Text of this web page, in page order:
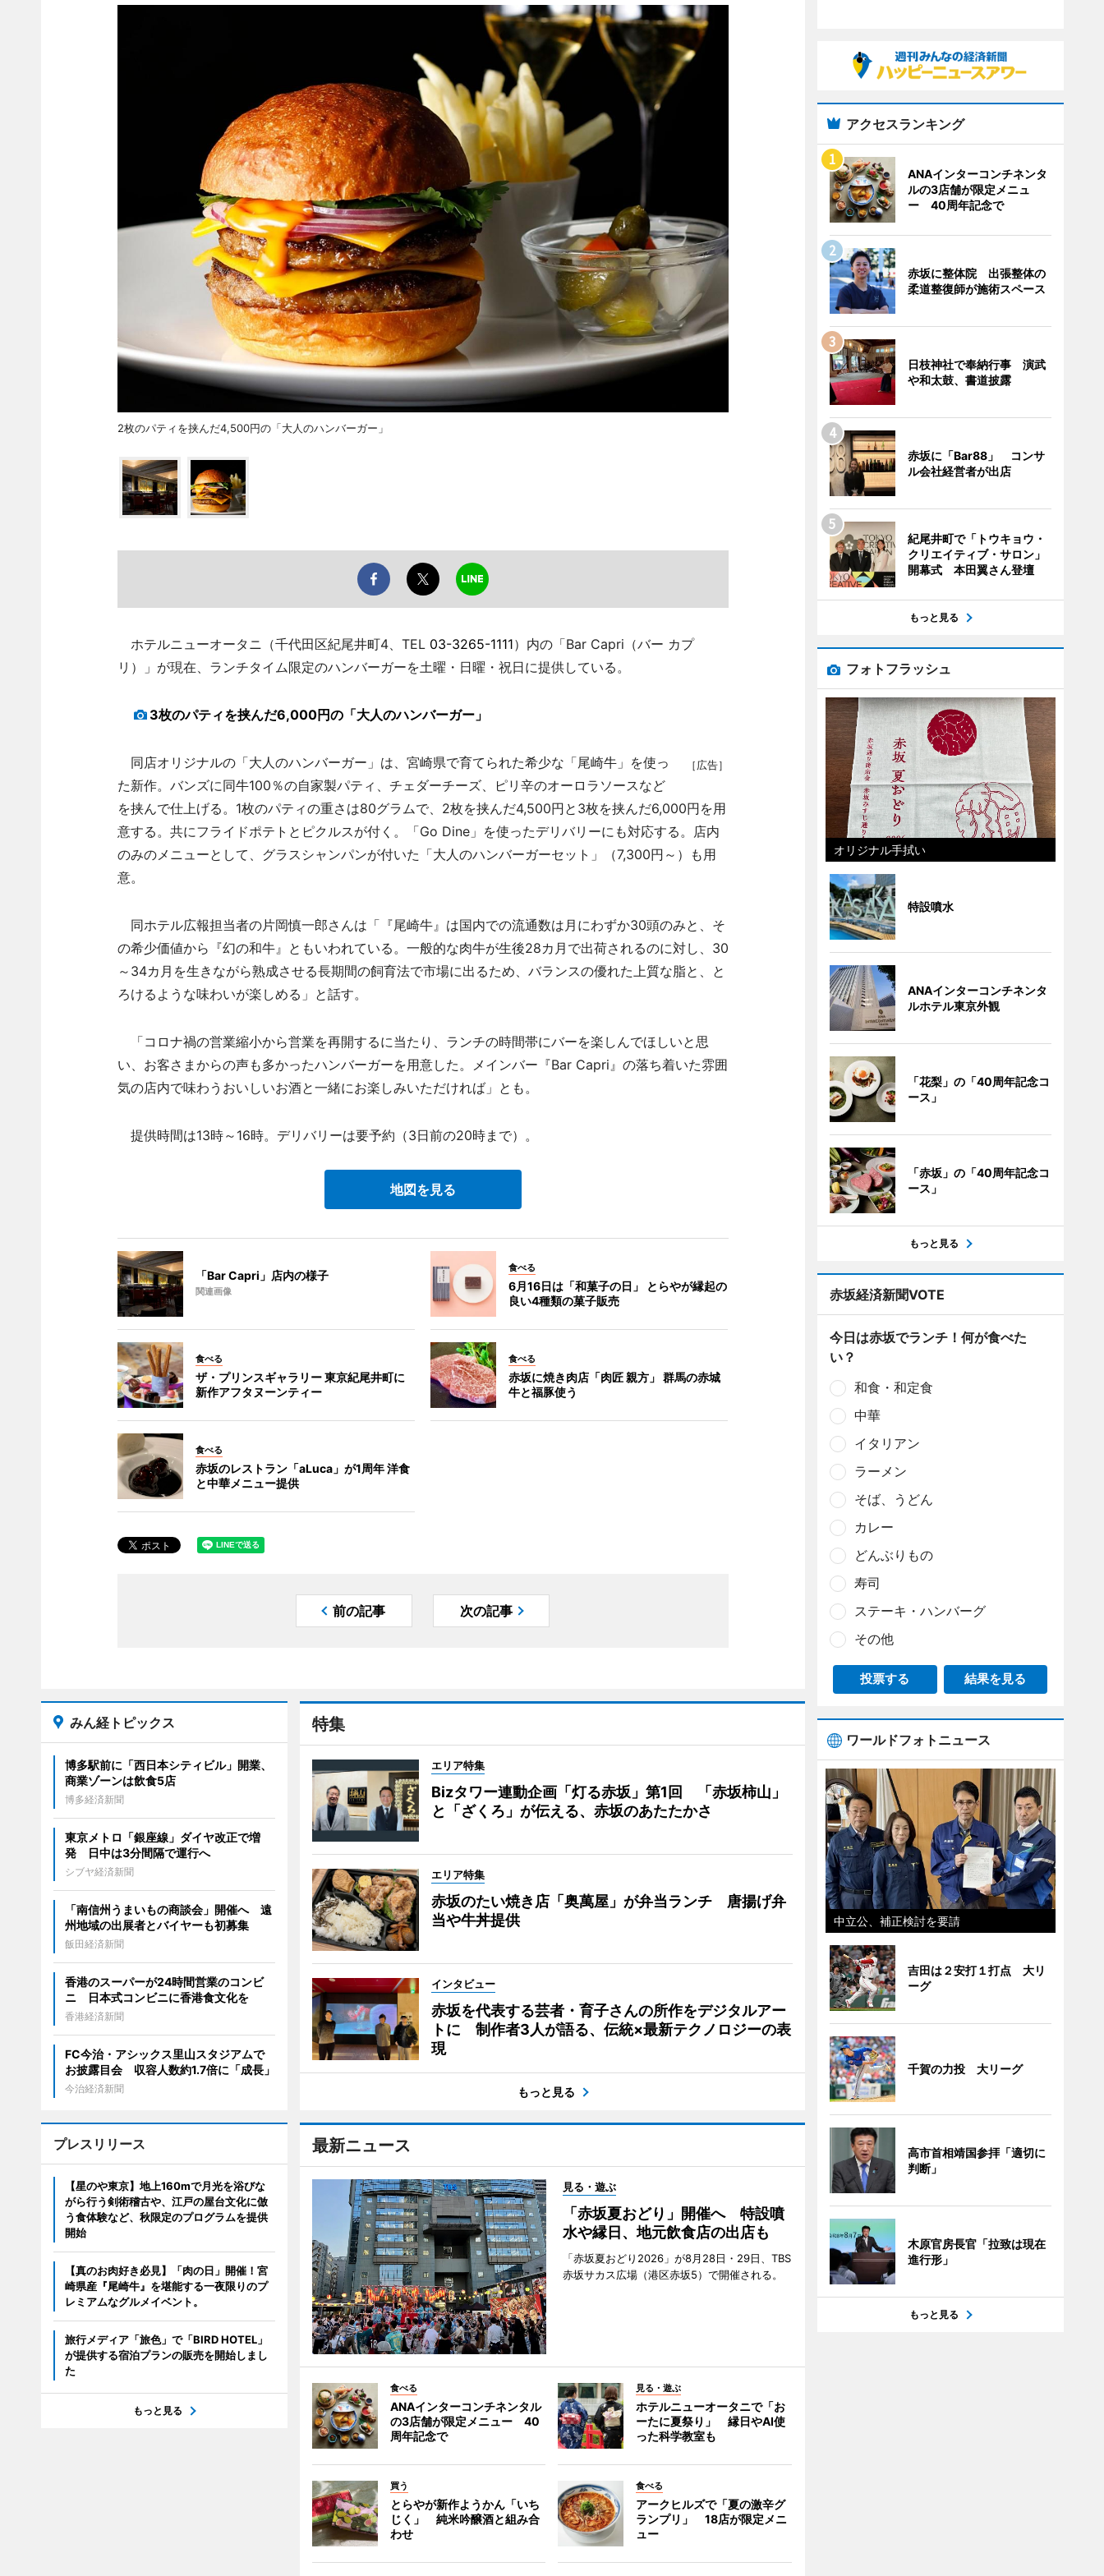
2枚のパティを挟んだ4,500円の「大人のハンバーガー」
ホテルニューオータニ（千代田区紀尾井町4、TEL 03-3265-1111）内の「Bar Capri（バー カプ
リ）」が現在、ランチタイム限定のハンバーガーを土曜・日曜・祝日に提供している。
3枚のパティを挟んだ6,000円の「大人のハンバーガー」
［広告］
同店オリジナルの「大人のハンバーガー」は、宮崎県で育てられた希少な「尾崎牛」を使っ
た新作。バンズに同牛100％の自家製パティ、チェダーチーズ、ピリ辛のオーロラソースなど
を挟んで仕上げる。1枚のパティの重さは80グラムで、2枚を挟んだ4,500円と3枚を挟んだ6,000円を用
意する。共にフライドポテトとピクルスが付く。「Go Dine」を使ったデリバリーにも対応する。店内
のみのメニューとして、グラスシャンパンが付いた「大人のハンバーガーセット」（7,300円～）も用
意。
同ホテル広報担当者の片岡慎一郎さんは「『尾崎牛』は国内での流通数は月にわずか30頭のみと、そ
の希少価値から『幻の和牛』ともいわれている。一般的な肉牛が生後28カ月で出荷されるのに対し、30
～34カ月を生きながら熟成させる長期間の飼育法で市場に出るため、バランスの優れた上質な脂と、と
ろけるような味わいが楽しめる」と話す。
「コロナ禍の営業縮小から営業を再開するに当たり、ランチの時間帯にバーを楽しんでほしいと思
い、お客さまからの声も多かったハンバーガーを用意した。メインバー『Bar Capri』の落ち着いた雰囲
気の店内で味わうおいしいお酒と一緒にお楽しみいただければ」とも。
提供時間は13時～16時。デリバリーは要予約（3日前の20時まで）。
地図を見る
「Bar Capri」店内の様子
関連画像
食べる
6月16日は「和菓子の日」 とらやが縁起の
良い4種類の菓子販売
食べる
ザ・プリンスギャラリー 東京紀尾井町に
新作アフタヌーンティー
食べる
赤坂に焼き肉店「肉匠 親方」 群馬の赤城
牛と福豚使う
食べる
赤坂のレストラン「aLuca」が1周年 洋食
と中華メニュー提供
前の記事 次の記事
特集
エリア特集
Bizタワー連動企画「灯る赤坂」第1回 「赤坂柿山」
と「ざくろ」が伝える、赤坂のあたたかさ
エリア特集
赤坂のたい焼き店「奥萬屋」が弁当ランチ 唐揚げ弁
当や牛丼提供
インタビュー
赤坂を代表する芸者・育子さんの所作をデジタルアー
トに 制作者3人が語る、伝統×最新テクノロジーの表
現
もっと見る
最新ニュース
見る・遊ぶ
「赤坂夏おどり」開催へ 特設噴
水や縁日、地元飲食店の出店も
「赤坂夏おどり2026」が8月28日・29日、TBS
赤坂サカス広場（港区赤坂5）で開催される。
食べる
ANAインターコンチネンタル
の3店舗が限定メニュー 40
周年記念で
見る・遊ぶ
ホテルニューオータニで「お
ーたに夏祭り」 縁日やAI使
った科学教室も
買う
とらやが新作ようかん「いち
じく」 純米吟醸酒と組み合
わせ
食べる
アークヒルズで「夏の激辛グ
ランプリ」 18店が限定メニ
ュー
みん経トピックス
博多駅前に「西日本シティビル」開業、
商業ゾーンは飲食5店
博多経済新聞
東京メトロ「銀座線」ダイヤ改正で増
発 日中は3分間隔で運行へ
シブヤ経済新聞
「南信州うまいもの商談会」開催へ 遠
州地域の出展者とバイヤーも初募集
飯田経済新聞
香港のスーパーが24時間営業のコンビ
ニ 日本式コンビニに香港食文化を
香港経済新聞
FC今治・アシックス里山スタジアムで
お披露目会 収容人数約1.7倍に「成長」
今治経済新聞
プレスリリース
【星のや東京】地上160mで月光を浴びな
がら行う剣術稽古や、江戸の屋台文化に倣
う食体験など、秋限定のプログラムを提供
開始
【真のお肉好き必見】「肉の日」開催！宮
崎県産『尾崎牛』を堪能する一夜限りのプ
レミアムなグルメイベント。
旅行メディア「旅色」で「BIRD HOTEL」
が提供する宿泊プランの販売を開始しまし
た
もっと見る
アクセスランキング
ANAインターコンチネンタ
ルの3店舗が限定メニュ
ー 40周年記念で
赤坂に整体院 出張整体の
柔道整復師が施術スペース
日枝神社で奉納行事 演武
や和太鼓、書道披露
赤坂に「Bar88」 コンサ
ル会社経営者が出店
紀尾井町で「トウキョウ・
クリエイティブ・サロン」
開幕式 本田翼さん登壇
もっと見る
フォトフラッシュ
オリジナル手拭い
特設噴水
ANAインターコンチネンタ
ルホテル東京外観
「花梨」の「40周年記念コ
ース」
「赤坂」の「40周年記念コ
ース」
もっと見る
赤坂経済新聞VOTE
今日は赤坂でランチ！何が食べた
い？
和食・和定食
中華
イタリアン
ラーメン
そば、うどん
カレー
どんぶりもの
寿司
ステーキ・ハンバーグ
その他
投票する 結果を見る
ワールドフォトニュース
中立公、補正検討を要請
吉田は２安打１打点 大リ
ーグ
千賀の力投 大リーグ
高市首相靖国参拝「適切に
判断」
木原官房長官「拉致は現在
進行形」
もっと見る